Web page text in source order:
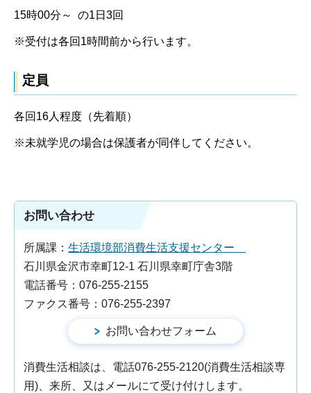
15時00分～ の1日3回
※受付は各回1時間前から行います。
定員
各回16人程度（先着順）
※未就学児の場合は保護者が同伴してください。
お問い合わせ
所属課： 生活環境部消費生活支援センター
石川県金沢市幸町12-1 石川県幸町庁舎3階
電話番号：076-255-2155
ファクス番号：076-255-2397
消費生活相談は、電話076-255-2120(消費生活相談専
用)、来所、又はメールにて受け付けします。